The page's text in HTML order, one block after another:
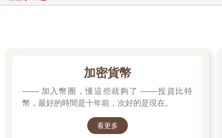
與華倫．巴菲特（Warren Buffett）致敬。兩人平時的工作就是在
Stutman）、凱特．柯爾（Kat Cole）等實踐高手。許多對話都公
開在播客節目「知識計畫」（The Knowledge Project），也有私
底下的交談，例如我與蒙格共度的時間。在我對話過的所有人之
中，影響我的思考與想法最深的人，莫過於我的朋友彼得．D．
數千場對話，帶來一個關鍵洞見。要獲得想要的結果，必須做到
兩件事。一、首先，要為我們的想法、感受與行動，挪出一個思
加密貨幣
─── 加入幣圈，懂這些就夠了 ───投資比特
幣，最好的時間是十年前，次好的是現在。
看更多